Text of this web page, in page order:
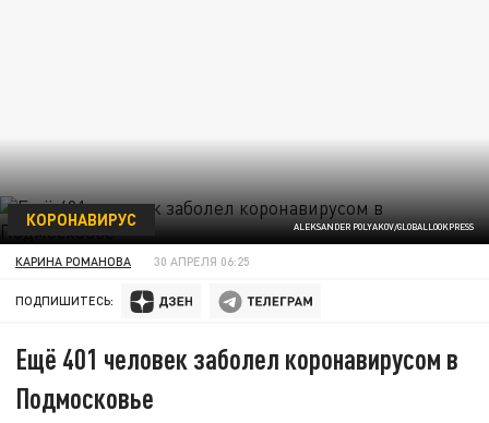
ALEKSANDER POLYAKOV/GLOBALLOOKPRESS
КОРОНАВИРУС
КАРИНА РОМАНОВА 30 АПРЕЛЯ 06:25
ПОДПИШИТЕСЬ:
Ещё 401 человек заболел коронавирусом в
Подмосковье